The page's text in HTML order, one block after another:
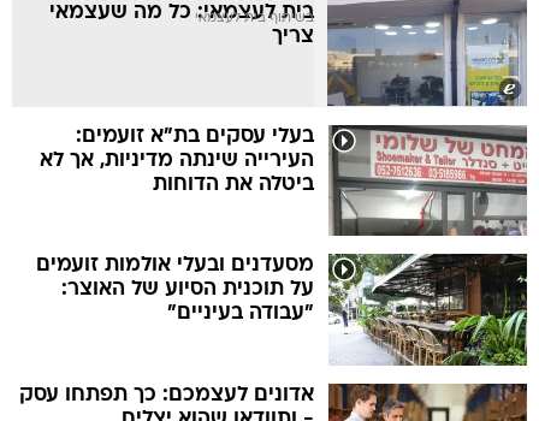
בית לעצמאי: כל מה שעצמאי
צריך
בשיתוף בית לעצמאי
בעלי עסקים בת"א זועמים:
העירייה שינתה מדיניות, אך לא
ביטלה את הדוחות
מסעדנים ובעלי אולמות זועמים
על תוכנית הסיוע של האוצר:
"עבודה בעיניים"
אדונים לעצמכם: כך תפתחו עסק